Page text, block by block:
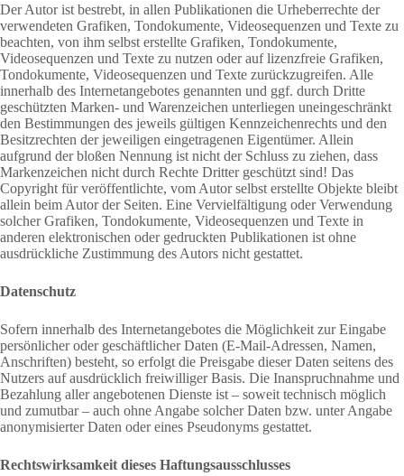
Der Autor ist bestrebt, in allen Publikationen die Urheberrechte der
verwendeten Grafiken, Tondokumente, Videosequenzen und Texte zu
beachten, von ihm selbst erstellte Grafiken, Tondokumente,
Videosequenzen und Texte zu nutzen oder auf lizenzfreie Grafiken,
Tondokumente, Videosequenzen und Texte zurückzugreifen. Alle
innerhalb des Internetangebotes genannten und ggf. durch Dritte
geschützten Marken- und Warenzeichen unterliegen uneingeschränkt
den Bestimmungen des jeweils gültigen Kennzeichenrechts und den
Besitzrechten der jeweiligen eingetragenen Eigentümer. Allein
aufgrund der bloßen Nennung ist nicht der Schluss zu ziehen, dass
Markenzeichen nicht durch Rechte Dritter geschützt sind! Das
Copyright für veröffentlichte, vom Autor selbst erstellte Objekte bleibt
allein beim Autor der Seiten. Eine Vervielfältigung oder Verwendung
solcher Grafiken, Tondokumente, Videosequenzen und Texte in
anderen elektronischen oder gedruckten Publikationen ist ohne
ausdrückliche Zustimmung des Autors nicht gestattet.
Datenschutz
Sofern innerhalb des Internetangebotes die Möglichkeit zur Eingabe
persönlicher oder geschäftlicher Daten (E-Mail-Adressen, Namen,
Anschriften) besteht, so erfolgt die Preisgabe dieser Daten seitens des
Nutzers auf ausdrücklich freiwilliger Basis. Die Inanspruchnahme und
Bezahlung aller angebotenen Dienste ist – soweit technisch möglich
und zumutbar – auch ohne Angabe solcher Daten bzw. unter Angabe
anonymisierter Daten oder eines Pseudonyms gestattet.
Rechtswirksamkeit dieses Haftungsausschlusses